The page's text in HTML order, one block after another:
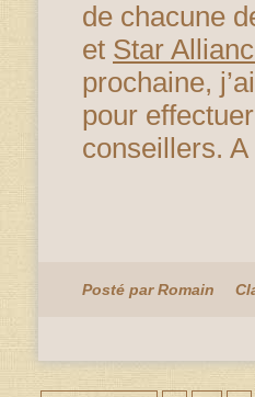
de chacune
et Star
prochaine,
pour
conseillers.
Posté par Romain